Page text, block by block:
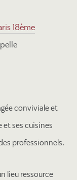
18ème
conviviale et
et ses cuisines
professionnels.
lieu ressource